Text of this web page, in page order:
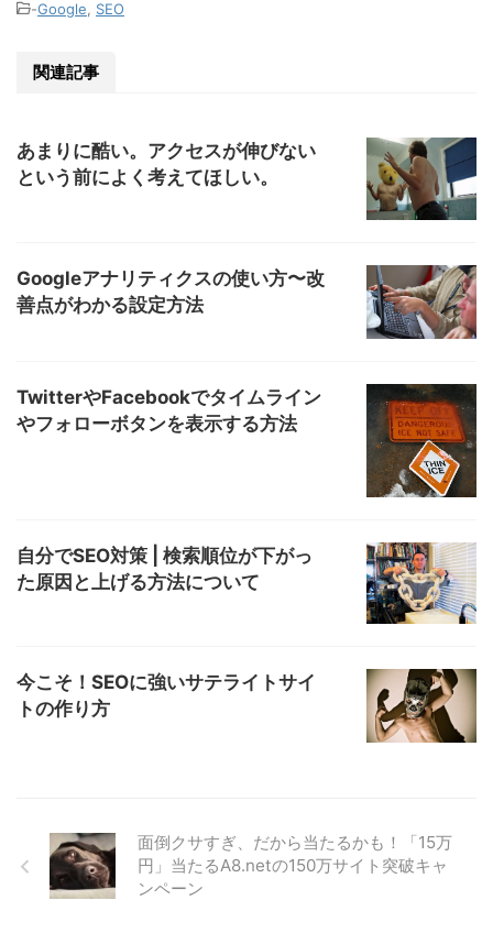
-Google, SEO
関連記事
あまりに酷い。アクセスが伸びない
という前によく考えてほしい。
Googleアナリティクスの使い方〜改
善点がわかる設定方法
TwitterやFacebookでタイムライン
やフォローボタンを表示する方法
自分でSEO対策 | 検索順位が下がっ
た原因と上げる方法について
今こそ！SEOに強いサテライトサイ
トの作り方
面倒クサすぎ、だから当たるかも！「15万
円」当たるA8.netの150万サイト突破キャ
ンペーン